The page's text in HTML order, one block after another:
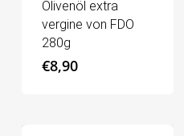
Olivenöl extra
vergine von FDO
280g
€8,90